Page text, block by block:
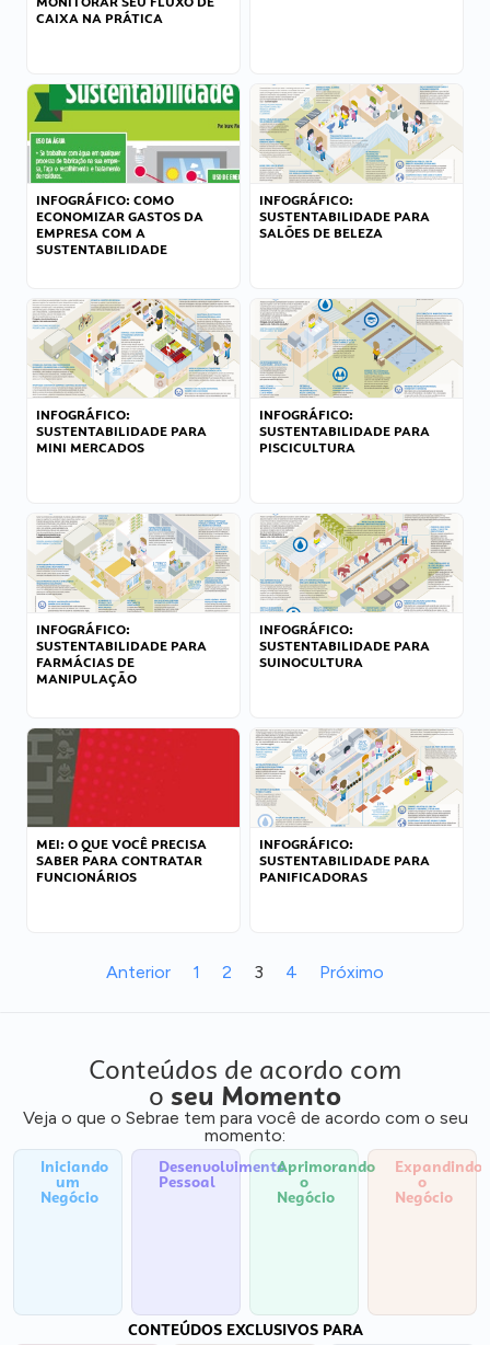
CAIXA NA PRÁTICA
INFOGRÁFICO: COMO
ECONOMIZAR GASTOS DA
EMPRESA COM A
SUSTENTABILIDADE
INFOGRÁFICO:
SUSTENTABILIDADE PARA
SALÕES DE BELEZA
INFOGRÁFICO:
SUSTENTABILIDADE PARA
MINI MERCADOS
INFOGRÁFICO:
SUSTENTABILIDADE PARA
PISCICULTURA
INFOGRÁFICO:
SUSTENTABILIDADE PARA
FARMÁCIAS DE
MANIPULAÇÃO
INFOGRÁFICO:
SUSTENTABILIDADE PARA
SUINOCULTURA
MEI: O QUE VOCÊ PRECISA
SABER PARA CONTRATAR
FUNCIONÁRIOS
INFOGRÁFICO:
SUSTENTABILIDADE PARA
PANIFICADORAS
Anterior 1 2 3 4 Próximo
Conteúdos de acordo com
o seu Momento
Veja o que o Sebrae tem para você de acordo com o seu
momento:
Iniciando
um
Negócio
Desenvolvimento
Pessoal
Aprimorando
o
Negócio
Expandindo
o
Negócio
CONTEÚDOS EXCLUSIVOS PARA